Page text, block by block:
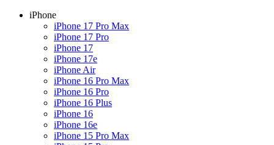
iPhone
iPhone 17 Pro Max
iPhone 17 Pro
iPhone 17
iPhone 17e
iPhone Air
iPhone 16 Pro Max
iPhone 16 Pro
iPhone 16 Plus
iPhone 16
iPhone 16e
iPhone 15 Pro Max